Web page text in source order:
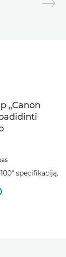
„Canon
specifikaciją.